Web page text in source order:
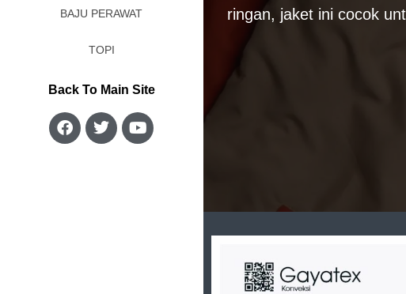
BAJU PERAWAT
TOPI
Back To Main Site
ringan, jaket ini cocok